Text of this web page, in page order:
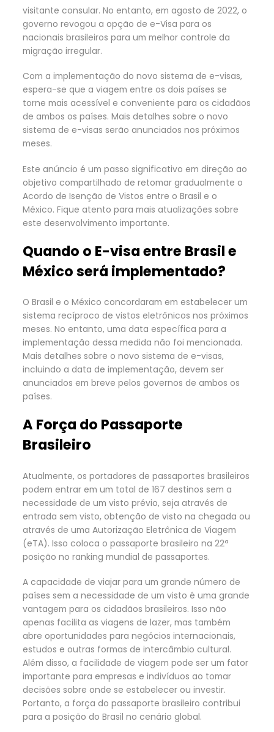
visitante consular. No entanto, em agosto de 2022, o
governo revogou a opção de e-Visa para os
nacionais brasileiros para um melhor controle da
migração irregular.
Com a implementação do novo sistema de e-visas,
espera-se que a viagem entre os dois países se
torne mais acessível e conveniente para os cidadãos
de ambos os países. Mais detalhes sobre o novo
sistema de e-visas serão anunciados nos próximos
meses.
Este anúncio é um passo significativo em direção ao
objetivo compartilhado de retomar gradualmente o
Acordo de Isenção de Vistos entre o Brasil e o
México. Fique atento para mais atualizações sobre
este desenvolvimento importante.
Quando o E-visa entre Brasil e
México será implementado?
O Brasil e o México concordaram em estabelecer um
sistema recíproco de vistos eletrônicos nos próximos
meses. No entanto, uma data específica para a
implementação dessa medida não foi mencionada.
Mais detalhes sobre o novo sistema de e-visas,
incluindo a data de implementação, devem ser
anunciados em breve pelos governos de ambos os
países.
A Força do Passaporte
Brasileiro
Atualmente, os portadores de passaportes brasileiros
podem entrar em um total de 167 destinos sem a
necessidade de um visto prévio, seja através de
entrada sem visto, obtenção de visto na chegada ou
através de uma Autorização Eletrônica de Viagem
(eTA). Isso coloca o passaporte brasileiro na 22ª
posição no ranking mundial de passaportes.
A capacidade de viajar para um grande número de
países sem a necessidade de um visto é uma grande
vantagem para os cidadãos brasileiros. Isso não
apenas facilita as viagens de lazer, mas também
abre oportunidades para negócios internacionais,
estudos e outras formas de intercâmbio cultural.
Além disso, a facilidade de viagem pode ser um fator
importante para empresas e indivíduos ao tomar
decisões sobre onde se estabelecer ou investir.
Portanto, a força do passaporte brasileiro contribui
para a posição do Brasil no cenário global.